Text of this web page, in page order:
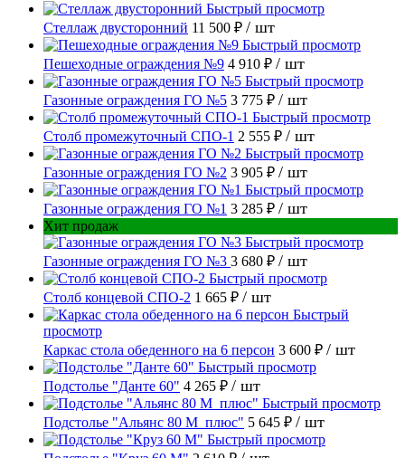
Быстрый просмотр
Стеллаж двусторонний 11 500 ₽ / шт
Быстрый просмотр
Пешеходные ограждения №9 4 910 ₽ / шт
Быстрый просмотр
Газонные ограждения ГО №5 3 775 ₽ / шт
Быстрый просмотр
Столб промежуточный СПО-1 2 555 ₽ / шт
Быстрый просмотр
Газонные ограждения ГО №2 3 905 ₽ / шт
Быстрый просмотр
Газонные ограждения ГО №1 3 285 ₽ / шт
Хит продаж
Быстрый просмотр
Газонные ограждения ГО №3 3 680 ₽ / шт
Быстрый просмотр
Столб концевой СПО-2 1 665 ₽ / шт
Быстрый
просмотр
Каркас стола обеденного на 6 персон 3 600 ₽ / шт
Быстрый просмотр
Подстолье "Данте 60" 4 265 ₽ / шт
Быстрый просмотр
Подстолье "Альянс 80 М_плюс" 5 645 ₽ / шт
Быстрый просмотр